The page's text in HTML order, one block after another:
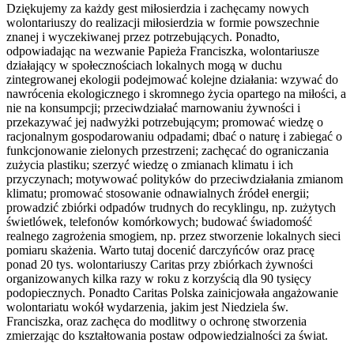
Dziękujemy za każdy gest miłosierdzia i zachęcamy nowych
wolontariuszy do realizacji miłosierdzia w formie powszechnie
znanej i wyczekiwanej przez potrzebujących. Ponadto,
odpowiadając na wezwanie Papieża Franciszka, wolontariusze
działający w społecznościach lokalnych mogą w duchu
zintegrowanej ekologii podejmować kolejne działania: wzywać do
nawrócenia ekologicznego i skromnego życia opartego na miłości, a
nie na konsumpcji; przeciwdziałać marnowaniu żywności i
przekazywać jej nadwyżki potrzebującym; promować wiedzę o
racjonalnym gospodarowaniu odpadami; dbać o naturę i zabiegać o
funkcjonowanie zielonych przestrzeni; zachęcać do ograniczania
zużycia plastiku; szerzyć wiedzę o zmianach klimatu i ich
przyczynach; motywować polityków do przeciwdziałania zmianom
klimatu; promować stosowanie odnawialnych źródeł energii;
prowadzić zbiórki odpadów trudnych do recyklingu, np. zużytych
świetlówek, telefonów komórkowych; budować świadomość
realnego zagrożenia smogiem, np. przez stworzenie lokalnych sieci
pomiaru skażenia. Warto tutaj docenić darczyńców oraz pracę
ponad 20 tys. wolontariuszy Caritas przy zbiórkach żywności
organizowanych kilka razy w roku z korzyścią dla 90 tysięcy
podopiecznych. Ponadto Caritas Polska zainicjowała angażowanie
wolontariatu wokół wydarzenia, jakim jest Niedziela św.
Franciszka, oraz zachęca do modlitwy o ochronę stworzenia
zmierzając do kształtowania postaw odpowiedzialności za świat.